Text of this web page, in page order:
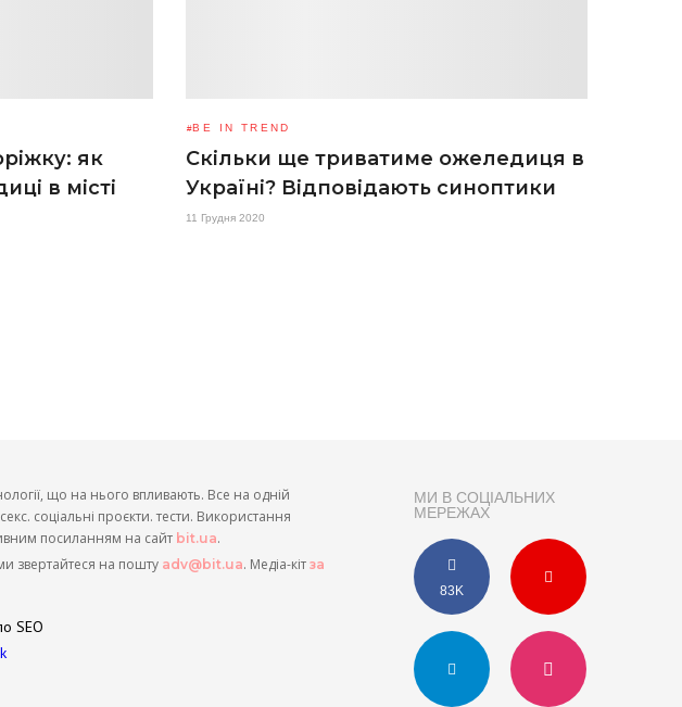
як
в місті
BE IN TREND
Скільки ще триватиме ожеледиця в
Україні? Відповідають синоптики
11 Грудня 2020
МИ В СОЦІАЛЬНИХ
МЕРЕЖАХ
83K
що на нього впливають. Все на одній
соціальні проєкти. тести. Використання
посиланням на сайт bit.ua.
звертайтеся на пошту adv@bit.ua. Медіа-кіт за
SEO